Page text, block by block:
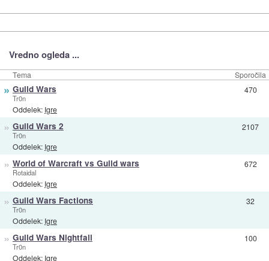
Vredno ogleda ...
Tema Sporočila
» Guild Wars
Tr0n
Oddelek: Igre
470
» Guild Wars 2
Tr0n
Oddelek: Igre
2107
» World of Warcraft vs Guild wars
Rotaidal
Oddelek: Igre
672
» Guild Wars Factions
Tr0n
Oddelek: Igre
32
» Guild Wars Nightfall
Tr0n
Oddelek: Igre
100